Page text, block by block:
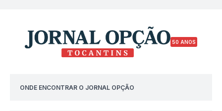
50 ANOS
ONDE ENCONTRAR O JORNAL OPÇÃO